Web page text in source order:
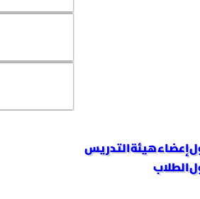
إعضاء هيئة التدريس
الطلاب